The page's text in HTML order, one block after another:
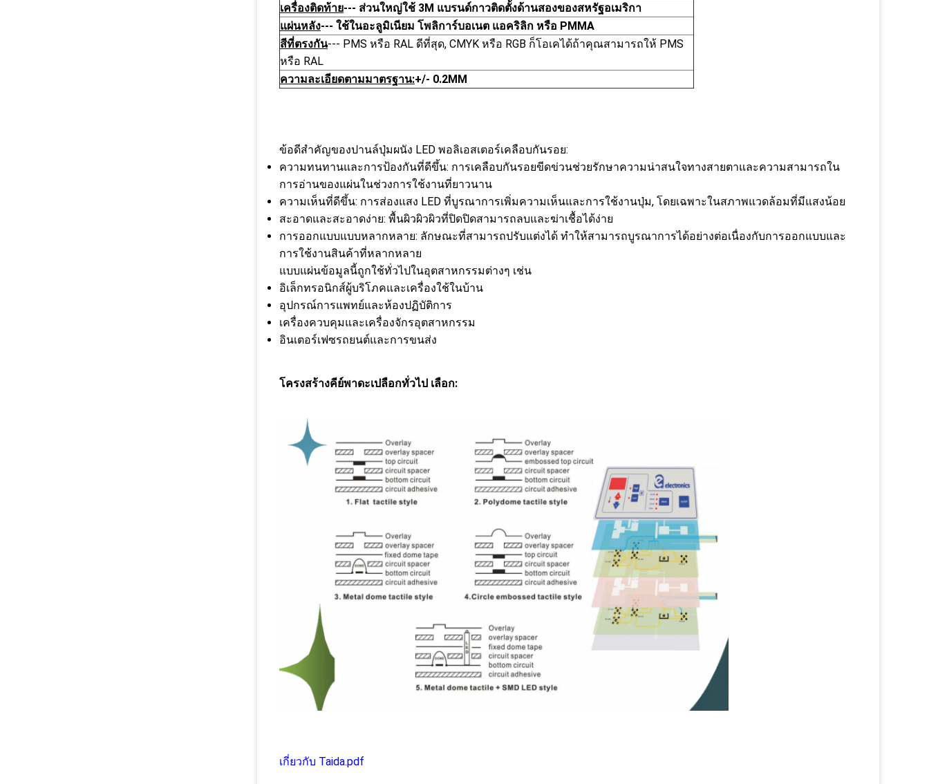
เครื่องติดท้าย--- ส่วนใหญ่ใช้ 3M แบรนด์กาวติดตั้งด้านสองของสหรัฐอเมริกา
แผ่นหลัง--- ใช้ในอะลูมิเนียม โพลิการ์บอเนต แอคริลิก หรือ PMMA
สีที่ตรงกัน--- PMS หรือ RAL ดีที่สุด, CMYK หรือ RGB ก็โอเคได้ถ้าคุณสามารถให้ PMS
หรือ RAL
ความละเอียดตามมาตรฐาน:+/- 0.2MM
ข้อดีสําคัญของปานล์ปุ่มผนัง LED พอลิเอสเตอร์เคลือบกันรอย:
ความทนทานและการป้องกันที่ดีขึ้น: การเคลือบกันรอยขีดข่วนช่วยรักษาความน่าสนใจทางสายตาและความสามารถใน
การอ่านของแผ่นในช่วงการใช้งานที่ยาวนาน
ความเห็นที่ดีขึ้น: การส่องแสง LED ที่บูรณาการเพิ่มความเห็นและการใช้งานปุ่ม, โดยเฉพาะในสภาพแวดล้อมที่มีแสงน้อย
สะอาดและสะอาดง่าย: พื้นผิวผิวผิวที่ปิดปิดสามารถลบและฆ่าเชื้อได้ง่าย
การออกแบบแบบหลากหลาย: ลักษณะที่สามารถปรับแต่งได้ ทําให้สามารถบูรณาการได้อย่างต่อเนื่องกับการออกแบบและ
การใช้งานสินค้าที่หลากหลาย
แบบแผ่นข้อมูลนี้ถูกใช้ทั่วไปในอุตสาหกรรมต่างๆ เช่น
อิเล็กทรอนิกส์ผู้บริโภคและเครื่องใช้ในบ้าน
อุปกรณ์การแพทย์และห้องปฏิบัติการ
เครื่องควบคุมและเครื่องจักรอุตสาหกรรม
อินเตอร์เฟซรถยนต์และการขนส่ง
โครงสร้างคีย์พาดะเปลือกทั่วไป เลือก:
เกี่ยวกับ Taida.pdf